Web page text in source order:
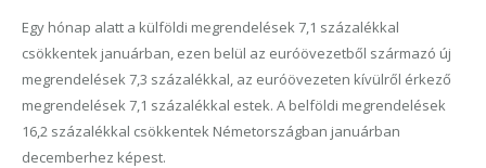
Egy hónap alatt a külföldi megrendelések 7,1 százalékkal
csökkentek januárban, ezen belül az euróövezetből származó új
megrendelések 7,3 százalékkal, az euróövezeten kívülről érkező
megrendelések 7,1 százalékkal estek. A belföldi megrendelések
16,2 százalékkal csökkentek Németországban januárban
decemberhez képest.